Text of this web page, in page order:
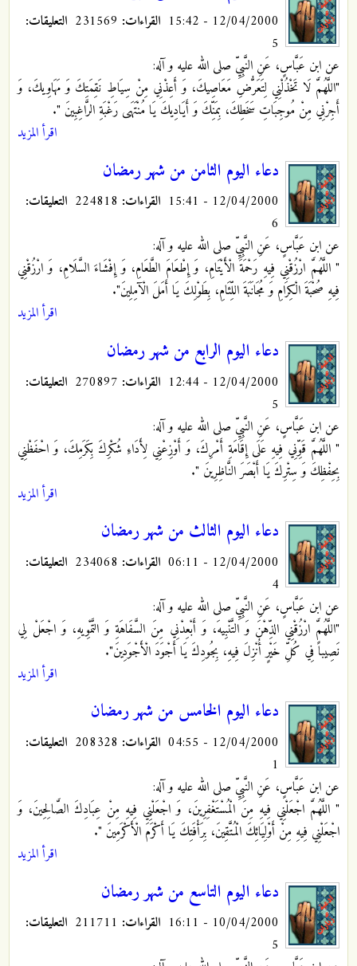
12/04/2000 - 15:42 القراءات:
التعليقات:
5
عن ابن عَبَّاسٍ، عَنِ النَّبِيِّ صلى الله عليه و آله:
"اللَّهُمَّ لَا تَخْذُلْنِي لِتَعَرُّضِ مَعَاصِيكَ، وَ أَعِذْنِي مِنْ سِيَاطِ نَقِمَتِكَ وَ مَهَاوِيكَ‏، وَ
أَجِرْنِي مِنْ مُوجِبَاتِ سَخَطِكَ، بِمَنِّكَ وَ أَيَادِيكَ يَا مُنْتَهَى رَغْبَةِ الرَّاغِبِينَ ".
اقرأ المزيد
دعاء اليوم الثامن من شهر رمضان
12/04/2000 - 15:41 القراءات:
التعليقات:
6
عن ابن عَبَّاسٍ، عَنِ النَّبِيِّ صلى الله عليه و آله:
" اللَّهُمَّ ارْزُقْنِي فِيهِ رَحْمَةَ الْأَيْتَامِ، وَ إِطْعَامَ الطَّعَامِ، وَ إِفْشَاءَ السَّلَامِ، وَ ارْزُقْنِي
فِيهِ صُحْبَةَ الْكِرَامِ وَ مُجَانَبَةَ اللِّئَامِ، بِطَوْلِكَ يَا أَمَلَ الْآمِلِينَ".
اقرأ المزيد
دعاء اليوم الرابع من شهر رمضان
12/04/2000 - 12:44 القراءات:
التعليقات:
5
عن ابن عَبَّاسٍ، عَنِ النَّبِيِّ صلى الله عليه و آله:
" اللَّهُمَّ قَوِّنِي فِيهِ عَلَى إِقَامَةِ أَمْرِكَ، وَ أَوْزِعْنِي لِأَدَاءِ شُكْرِكَ بِكَرَمِكَ، وَ احْفَظْنِي
بِحِفْظِكَ وَ سِتْرِكَ يَا أَبْصَرَ النَّاظِرِينَ ".
اقرأ المزيد
دعاء اليوم الثالث من شهر رمضان
12/04/2000 - 06:11 القراءات:
التعليقات:
4
عن ابن عَبَّاسٍ، عَنِ النَّبِيِّ صلى الله عليه و آله:
"اللَّهُمَّ ارْزُقْنِي الذِّهْنَ وَ التَّنْبِيهَ، وَ أَبْعِدْنِي مِنَ السَّفَاهَةِ وَ التَّمْوِيهِ، وَ اجْعَلْ لِي
نَصِيباً فِي كُلِّ خَيْرٍ أُنْزِلَ فِيهِ، بِجُودِكَ يَا أَجْوَدَ الْأَجْوَدِينَ".
اقرأ المزيد
دعاء اليوم الخامس من شهر رمضان
12/04/2000 - 04:55 القراءات:
التعليقات:
1
عن ابن عَبَّاسٍ، عَنِ النَّبِيِّ صلى الله عليه و آله:
" اللَّهُمَّ اجْعَلْنِي فِيهِ مِنَ الْمُسْتَغْفِرِينَ، وَ اجْعَلْنِي فِيهِ مِنْ عِبَادِكَ الصَّالِحِينَ، وَ
اجْعَلْنِي فِيهِ مِنْ أَوْلِيَائِكَ الْمُتَّقِينَ، بِرَأْفَتِكَ يَا أَكْرَمَ الْأَكْرَمِينَ ".
اقرأ المزيد
دعاء اليوم التاسع من شهر رمضان
10/04/2000 - 16:11 القراءات:
التعليقات:
5